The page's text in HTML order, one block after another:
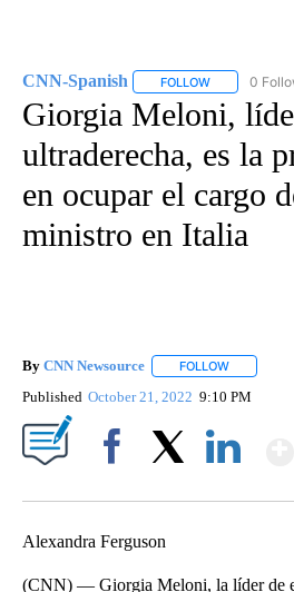
CNN-Spanish FOLLOW FOLLOW
0
Giorgia Meloni,
ultraderecha, es la
en ocupar el cargo
ministro en Italia
By CNN Newsource FOLLOW
Published October 21, 2022 9:10 PM
Alexandra Ferguson
(CNN) — Giorgia Meloni, la líder de